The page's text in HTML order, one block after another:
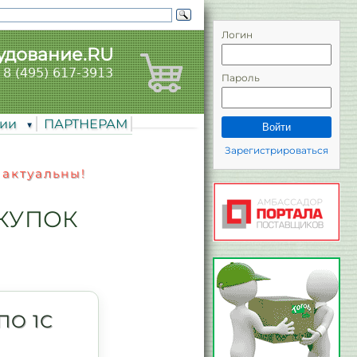
8 (495) 617-3913
ПАРТНЕРАМ
1С
Логин
Пароль
Войти
Зарегистрироваться